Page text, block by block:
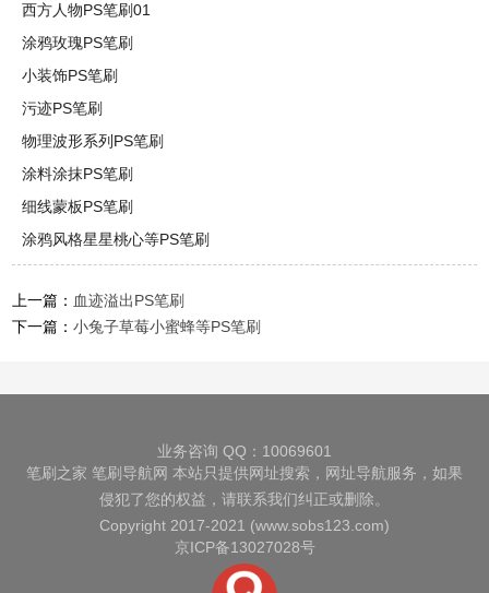
西方人物PS笔刷01
涂鸦玫瑰PS笔刷
小装饰PS笔刷
污迹PS笔刷
物理波形系列PS笔刷
涂料涂抹PS笔刷
细线蒙板PS笔刷
涂鸦风格星星桃心等PS笔刷
上一篇： 血迹溢出PS笔刷
下一篇：小兔子草莓小蜜蜂等PS笔刷
业务咨询 QQ：10069601
笔刷之家 笔刷导航网 本站只提供网址搜索，网址导航服务，如果
侵犯了您的权益，请联系我们纠正或删除。
Copyright 2017-2021 (www.sobs123.com)
京ICP备13027028号